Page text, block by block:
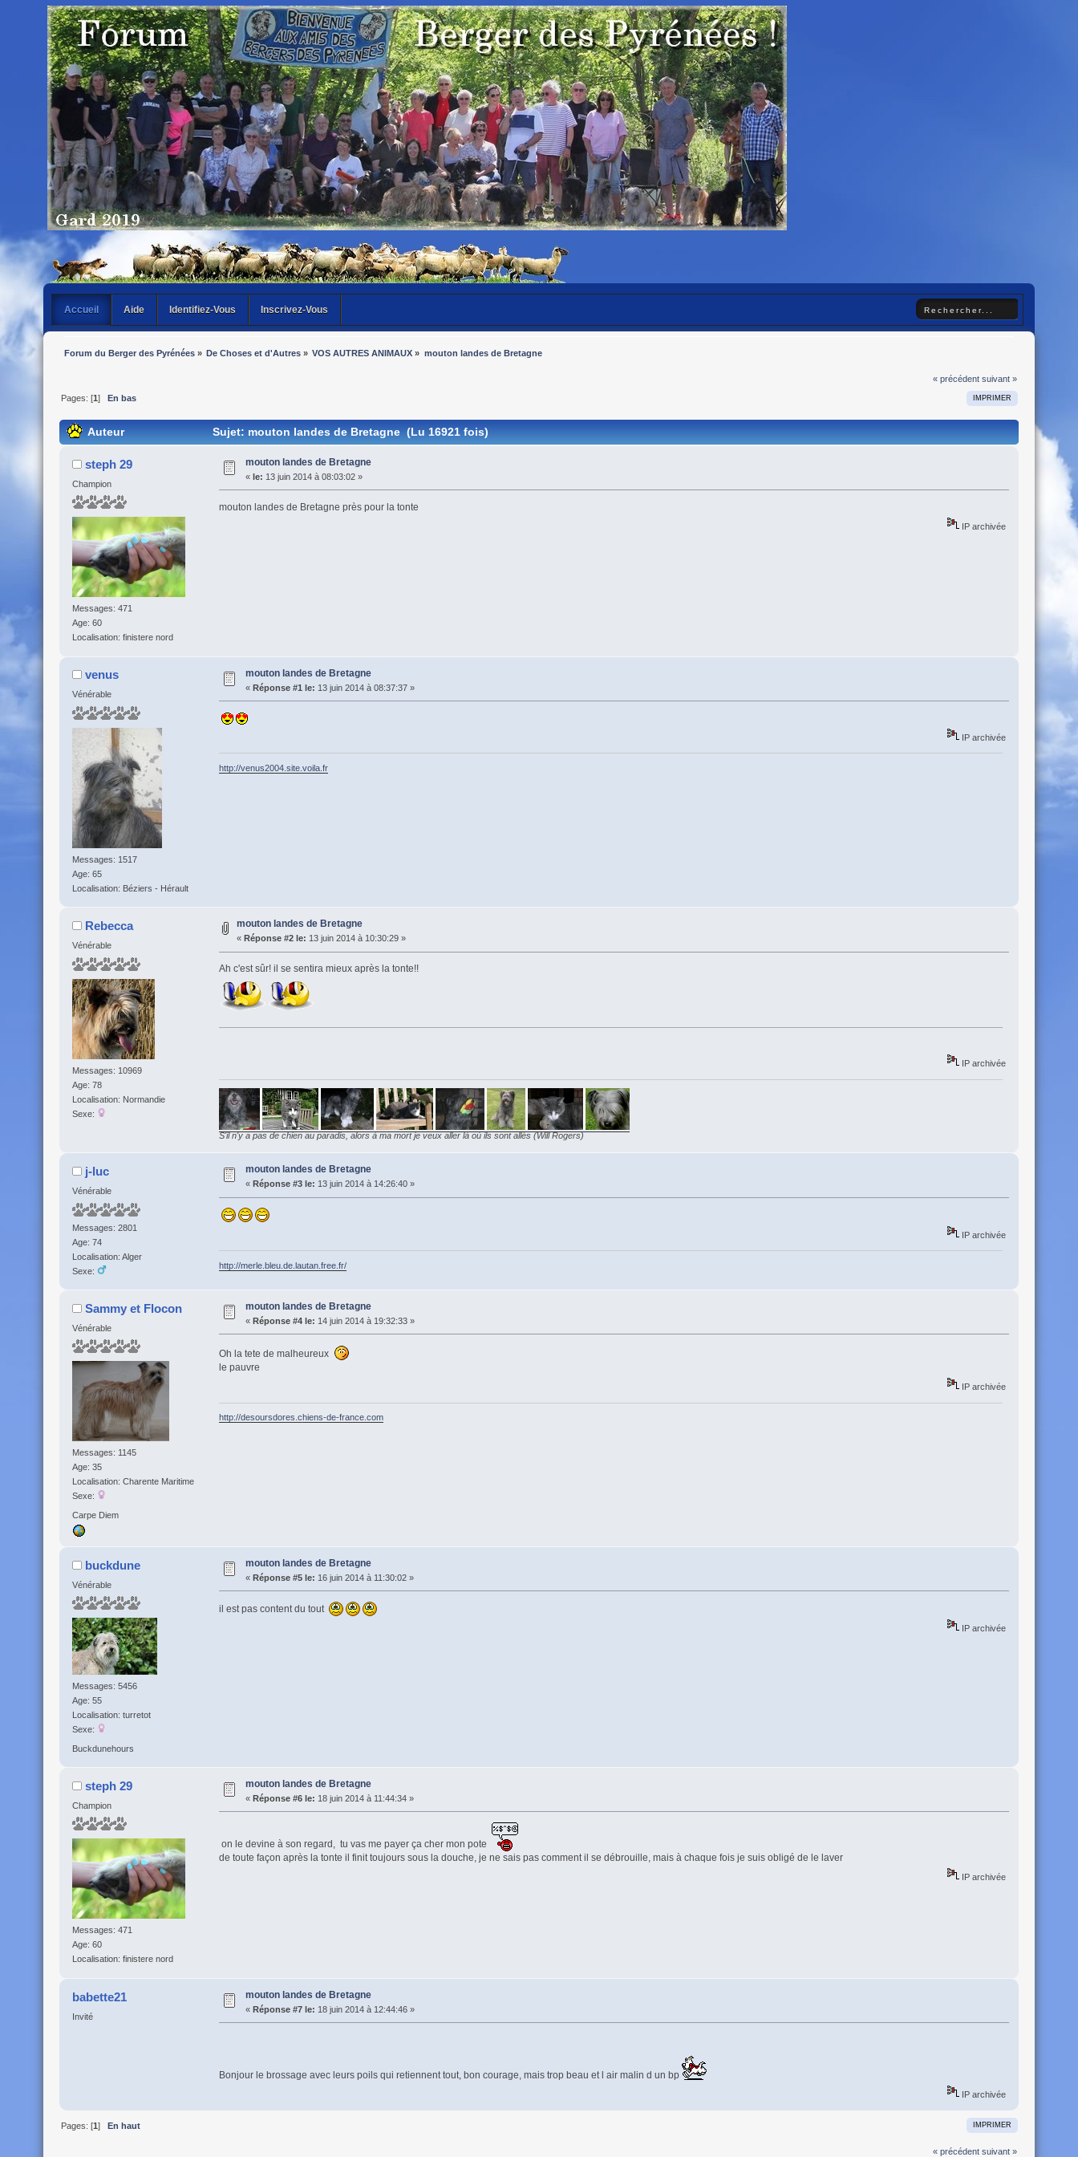
Accueil Aide Identifiez-Vous Inscrivez-Vous
Forum du Berger des Pyrénées» De Choses et d'Autres » VOS AUTRES ANIMAUX » mouton landes de Bretagne
« précédent suivant »
IMPRIMER
Pages: [1 ] En bas
Auteur Sujet: mouton landes de Bretagne (Lu 16921 fois)
steph 29
Champion
Messages: 471
Age: 60
Localisation: finistere nord
mouton landes de Bretagne
« le: 13 juin 2014 à 08:03:02 »
mouton landes de Bretagne près pour la tonte
IP archivée
venus
Vénérable
Messages: 1517
Age: 65
Localisation: Béziers - Hérault
mouton landes de Bretagne
« Réponse #1 le: 13 juin 2014 à 08:37:37 »
IP archivée
http://venus2004.site.voila.fr
Rebecca
Vénérable
Messages: 10969
Age: 78
Localisation: Normandie
Sexe:
mouton landes de Bretagne
« Réponse #2 le: 13 juin 2014 à 10:30:29 »
Ah c'est sûr! il se sentira mieux après la tonte!!
IP archivée
S'il n'y a pas de chien au paradis, alors à ma mort je veux aller là où ils sont allés (Will Rogers)
j-luc
Vénérable
Messages: 2801
Age: 74
Localisation: Alger
Sexe:
mouton landes de Bretagne
« Réponse #3 le: 13 juin 2014 à 14:26:40 »
IP archivée
http://merle.bleu.de.lautan.free.fr/
Sammy et Flocon
Vénérable
Messages: 1145
Age: 35
Localisation: Charente Maritime
Sexe:
Carpe Diem
mouton landes de Bretagne
« Réponse #4 le: 14 juin 2014 à 19:32:33 »
Oh la tete de malheureux
le pauvre
IP archivée
http://desoursdores.chiens-de-france.com
buckdune
Vénérable
Messages: 5456
Age: 55
Localisation: turretot
Sexe:
Buckdunehours
mouton landes de Bretagne
« Réponse #5 le: 16 juin 2014 à 11:30:02 »
il est pas content du tout
IP archivée
steph 29
Champion
Messages: 471
Age: 60
Localisation: finistere nord
mouton landes de Bretagne
« Réponse #6 le: 18 juin 2014 à 11:44:34 »
on le devine à son regard, tu vas me payer ça cher mon pote
de toute façon après la tonte il finit toujours sous la douche, je ne sais pas comment il se débrouille, mais à chaque fois je suis obligé de le laver
IP archivée
babette21
Invité
mouton landes de Bretagne
« Réponse #7 le: 18 juin 2014 à 12:44:46 »
Bonjour le brossage avec leurs poils qui retiennent tout, bon courage, mais trop beau et l air malin d un bp
IP archivée
IMPRIMER
Pages: [1] En haut
« précédent suivant »